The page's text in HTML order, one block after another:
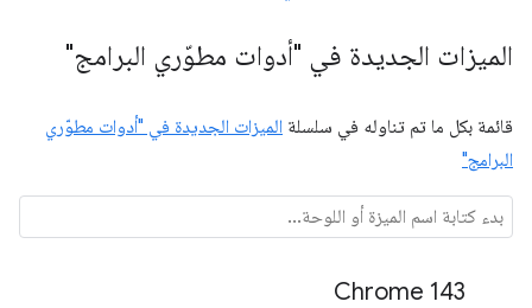
الميزات الجديدة في "أدوات مطوّري البرامج"
قائمة بكل ما تم تناوله في سلسلة الميزات الجديدة في "أدوات مطوّري
البرامج"
Chrome 143